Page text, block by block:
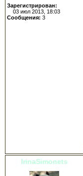
Зарегистрирован:
03 июл 2013, 18:03
Сообщения: 3
IrinaSimonets